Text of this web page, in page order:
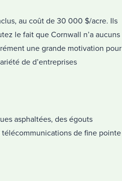
au coût de 30 000 $/acre. Ils
le fait que Cornwall n’a aucuns
une grande motivation pour
de d’entreprises
asphaltées, des égouts
télécommunications de fine pointe